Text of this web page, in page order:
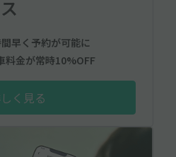
早く予約が可能に
料金が常時10%OFF
く見る